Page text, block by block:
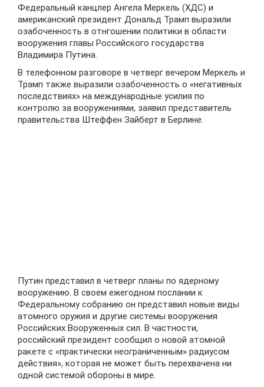
Федеральный канцлер Ангела Меркель (ХДС) и
американский президент Дональд Трамп выразили
озабоченность в отнгошении политики в области
вооружения главы Российского государства
Владимира Путина.
В телефонном разговоре в четверг вечером Меркель и
Трамп также выразили озабоченность о «негативных
последствиях» на международные усилия по
контролю за вооружениями, заявил представитель
правительства Штеффен Зайберт в Берлине.
Путин представил в четверг планы по ядерному
вооружению. В своем ежегодном послании к
Федеральному собранию он представил новые виды
атомного оружия и другие системы вооружения
Российских Вооруженных сил. В частности,
российский президент сообщил о новой атомной
ракете с «практически неограниченным» радиусом
действия», которая не может быть перехвачена ни
одной системой обороны в мире.